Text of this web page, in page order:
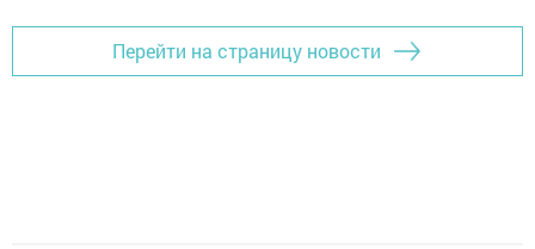
Перейти на страницу новости